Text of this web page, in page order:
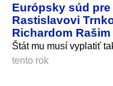
Európsky súd
Rastislavovi
Richardom Rašim
Štát mu musí vyplatiť
tento rok